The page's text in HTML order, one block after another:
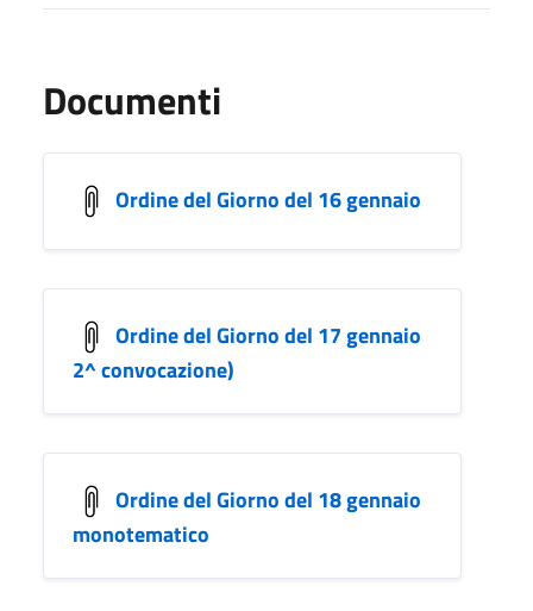
Documenti
Ordine del Giorno del 16 gennaio
Ordine del Giorno del 17 gennaio
2^ convocazione)
Ordine del Giorno del 18 gennaio
monotematico